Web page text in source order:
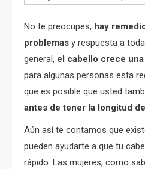
No te preocupes, hay
problemas y respuesta a
general, el cabello crece
para algunas personas esta
que es posible que usted
antes de tener la longitud
Aún así te contamos que
pueden ayudarte a que tu
rápido. Las mujeres, como